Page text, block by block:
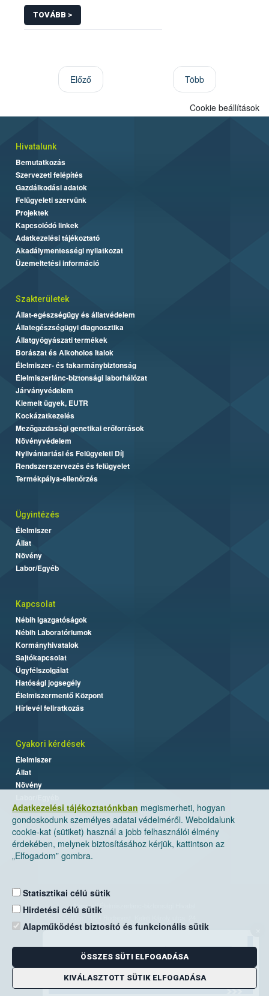
TOVÁBB >
Előző Több
Adatkezelési tájékoztatónkban megismerheti, hogyan
gondoskodunk személyes adatai védelméről. Weboldalunk
cookie-kat (sütiket) használ a jobb felhasználói élmény
érdekében, melynek biztosításához kérjük, kattintson az
„Elfogadom” gombra.
Statisztikai célú sütik
Hirdetési célú sütik
Alapműködést biztosító és funkcionális sütik
ÖSSZES SÜTI ELFOGADÁSA
KIVÁLASZTOTT SÜTIK ELFOGADÁSA
Cookie beállítások
Hivatalunk
Bemutatkozás
Szervezeti felépítés
Gazdálkodási adatok
Felügyeleti szervünk
Projektek
Kapcsolódó linkek
Adatkezelési tájékoztató
Akadálymentességi nyilatkozat
Üzemeltetési információ
Szakterületek
Állat-egészségügy és állatvédelem
Állategészségügyi diagnosztika
Állatgyógyászati termékek
Borászat és Alkoholos Italok
Élelmiszer- és takarmánybiztonság
Élelmiszerlánc-biztonsági laborhálózat
Járványvédelem
Kiemelt ügyek, EUTR
Kockázatkezelés
Mezőgazdasági genetikai erőforrások
Növényvédelem
Nyilvántartási és Felügyeleti Díj
Rendszerszervezés és felügyelet
Termékpálya-ellenőrzés
Ügyintézés
Élelmiszer
Állat
Növény
Labor/Egyéb
Kapcsolat
Nébih Igazgatóságok
Nébih Laboratóriumok
Kormányhivatalok
Sajtókapcsolat
Ügyfélszolgálat
Hatósági jogsegély
Élelmiszermentő Központ
Hírlevél feliratkozás
Gyakori kérdések
Élelmiszer
Állat
Növény
Nemzeti Élelmiszerlánc-biztonsági Hivatal
Levelezési cím: 1525 Budapest. Pf. 30.
E-mail:ugyfelszolgalat@nebih.gov.hu
Zöld szám: 06-80/263-244
Telefon: 06-1/ 336-9000